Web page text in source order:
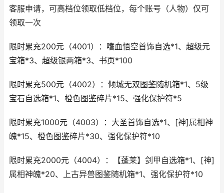
客服申请，可高档位领取低档位，每个账号（人物）仅可
领取一次
限时累充200元（4001）：嗜血悟空首饰自选*1、超级元
宝箱*3、超级银两箱*3、书页*100
限时累充500元（4002）：倾城无双图鉴随机箱*1、5级
宝石自选箱*1、橙色图鉴碎片*15、强化保护符*5
限时累充1000元（4003）：大圣首饰自选*1、[神]属相神
魄*15、橙色图鉴碎片*30、强化保护符*10
限时累充2000元（4004）：【蓬莱】剑甲自选箱*1、[神]
属相神魄*20、上古异兽图鉴随机箱*1、强化保护符*10